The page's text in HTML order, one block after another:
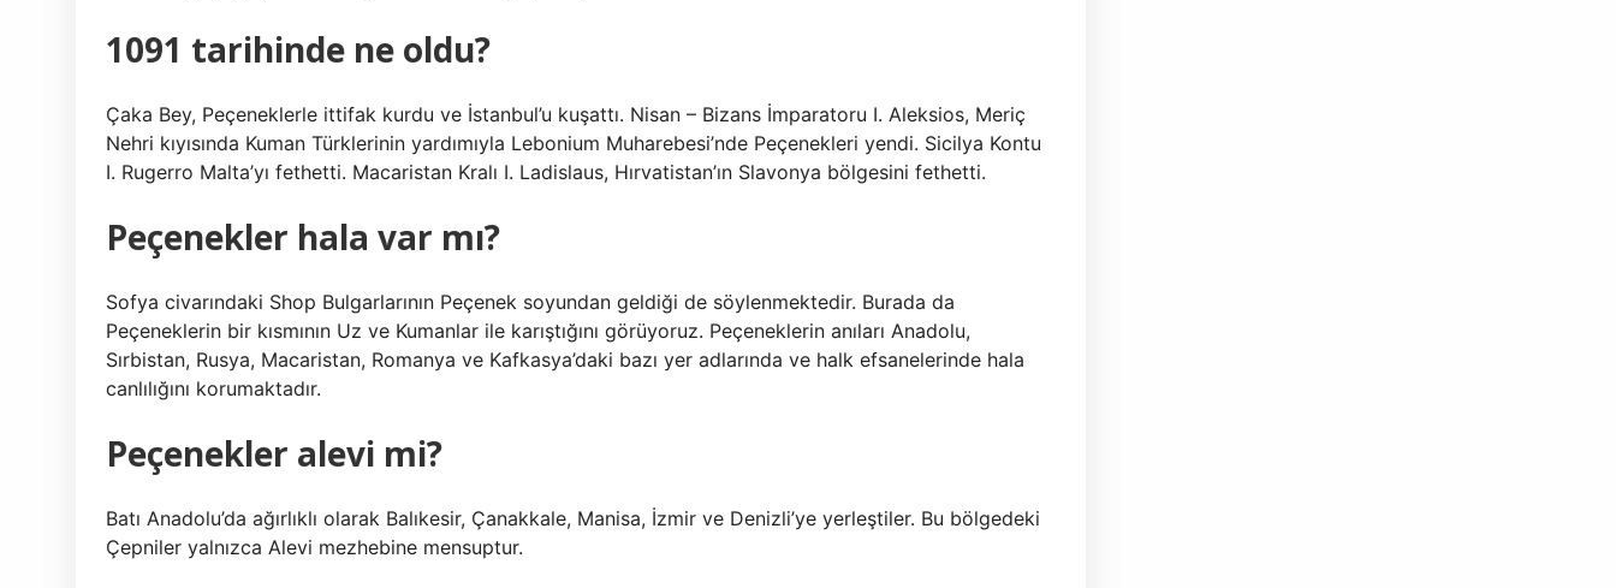
1091 tarihinde ne oldu?
Çaka Bey, Peçeneklerle ittifak kurdu ve İstanbul’u kuşattı. Nisan – Bizans İmparatoru I. Aleksios, Meriç
Nehri kıyısında Kuman Türklerinin yardımıyla Lebonium Muharebesi’nde Peçenekleri yendi. Sicilya Kontu
I. Rugerro Malta’yı fethetti. Macaristan Kralı I. Ladislaus, Hırvatistan’ın Slavonya bölgesini fethetti.
Peçenekler hala var mı?
Sofya civarındaki Shop Bulgarlarının Peçenek soyundan geldiği de söylenmektedir. Burada da
Peçeneklerin bir kısmının Uz ve Kumanlar ile karıştığını görüyoruz. Peçeneklerin anıları Anadolu,
Sırbistan, Rusya, Macaristan, Romanya ve Kafkasya’daki bazı yer adlarında ve halk efsanelerinde hala
canlılığını korumaktadır.
Peçenekler alevi mi?
Batı Anadolu’da ağırlıklı olarak Balıkesir, Çanakkale, Manisa, İzmir ve Denizli’ye yerleştiler. Bu bölgedeki
Çepniler yalnızca Alevi mezhebine mensuptur.